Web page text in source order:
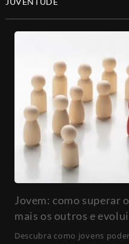
Jovem: como superar
mais os outros e
Descubra como jovens